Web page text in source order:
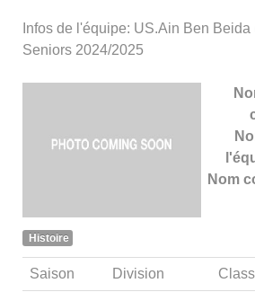
Infos de l'équipe: US.Ain Ben
Seniors 2024/2025
Nom
Histoire
Saison Division